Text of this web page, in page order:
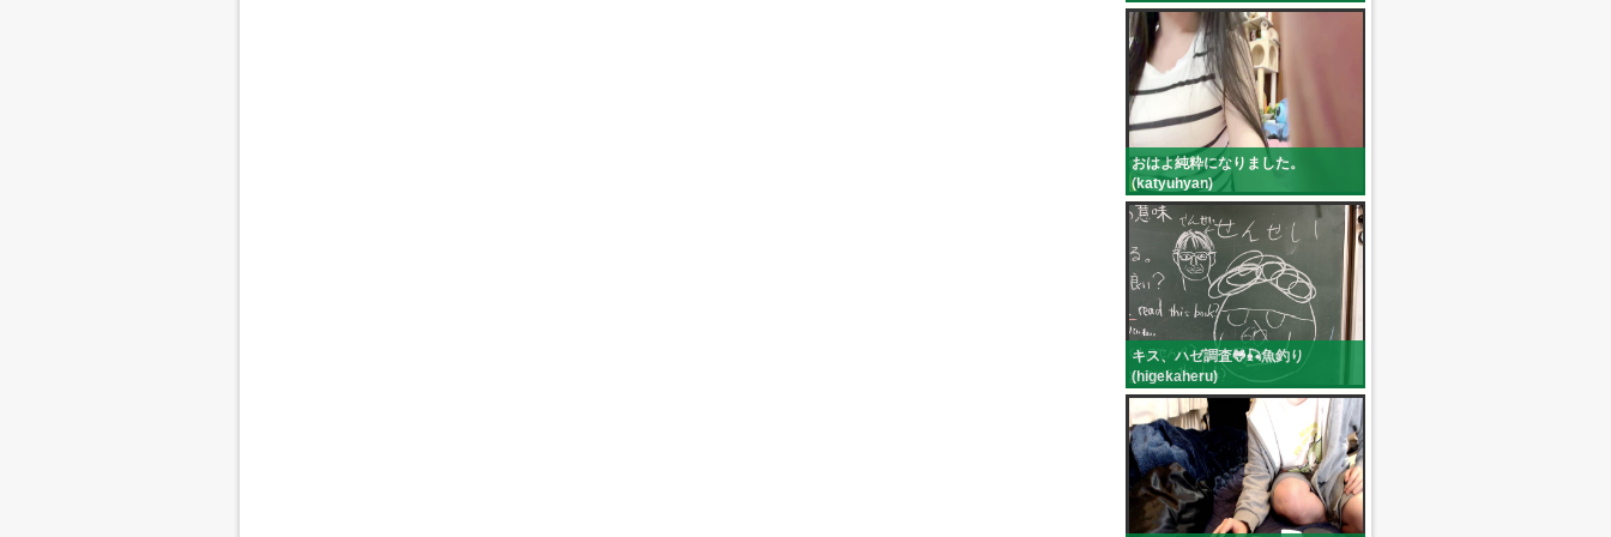
おはよ純粋になりました。
(katyuhyan)
キス、ハゼ調査🐸🎣魚釣り
(higekaheru)